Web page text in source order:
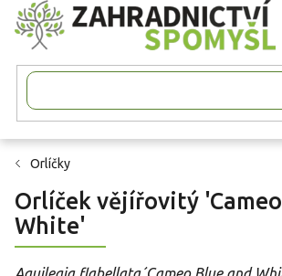
Přejít
na
obsah
Orlíčky
Orlíček vějířovitý
White'